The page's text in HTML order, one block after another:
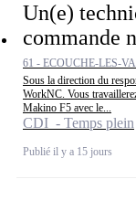
Un(e)
commande
61 - ECOUCHE-LES-
Sous la direction du
WorkNC. Vous
Makino F5 avec le...
CDI - Temps plein
Publié il y a 15 jours